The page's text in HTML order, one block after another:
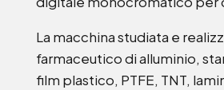
La macchina studiata e
farmaceutico di alluminio,
film plastico, PTFE, TNT,